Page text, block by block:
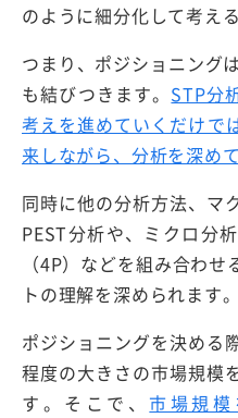
のように細分化して考え
つまり、ポジショニング
も結びつきます。 STP分
考えを進めていくだけで
来しながら、分析を深め
同時に他の分析方法、マ
PEST分析や、ミクロ分
（4P）などを組み合わ
トの理解を深められます。
ポジショニングを決める
程度の大きさの市場規模
す。そこで、市場規